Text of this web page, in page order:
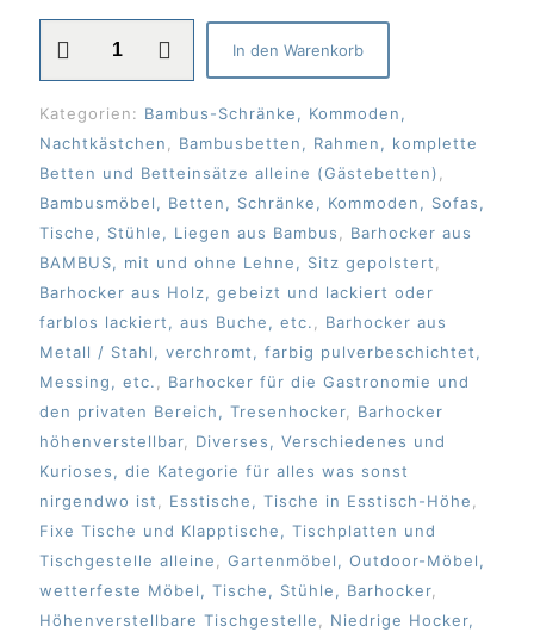
Menge
In den Warenkorb
Kategorien: Bambus-Schränke, Kommoden,
Nachtkästchen
Bambusbetten, Rahmen, komplette
Betten und Betteinsätze alleine (Gästebetten)
Bambusmöbel, Betten, Schränke, Kommoden, Sofas,
Tische, Stühle, Liegen aus Bambus
Barhocker aus
BAMBUS, mit und ohne Lehne, Sitz gepolstert
Barhocker aus Holz, gebeizt und lackiert oder
farblos lackiert, aus Buche, etc.
Barhocker aus
Metall / Stahl, verchromt, farbig pulverbeschichtet,
Messing, etc.
Barhocker für die Gastronomie und
den privaten Bereich, Tresenhocker
Barhocker
höhenverstellbar
Diverses, Verschiedenes und
Kurioses, die Kategorie für alles was sonst
nirgendwo ist
Esstische, Tische in Esstisch-Höhe
Fixe Tische und Klapptische, Tischplatten und
Tischgestelle alleine
Gartenmöbel, Outdoor-Möbel,
wetterfeste Möbel, Tische, Stühle, Barhocker
Höhenverstellbare Tischgestelle
Niedrige Hocker,